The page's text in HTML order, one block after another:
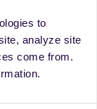
to
analyze site
come from.
după